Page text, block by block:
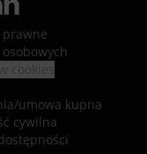
umowa kupna
cywilna